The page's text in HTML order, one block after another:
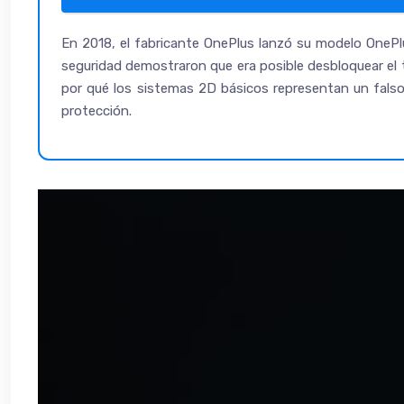
En 2018, el fabricante OnePlus lanzó su modelo
seguridad demostraron que era posible desbloquear
por qué los sistemas 2D básicos representan un
protección.